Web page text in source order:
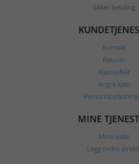
Sikker betaling
Kontakt
Returer
Kjøpsvilkår
Angre kjøp
MINE
Mine sider
Legg ordre